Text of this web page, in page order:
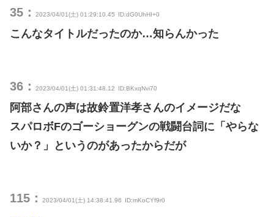
35： 2023/04/01(土) 01:29:10.45 ID:dG0UhHI+0
こんなタイトルだったのか…知らんかった
36： 2023/04/01(土) 01:31:48.12 ID:BKxqNvi70
阿部さんの声は故鈴置洋孝さんのイメージだな
スパロボFのゴーショーグンの戦闘台詞に「やらな
いか？」というのがあったからだが
115： 2023/04/01(土) 14:38:41.96 ID:mKoCYf9r0